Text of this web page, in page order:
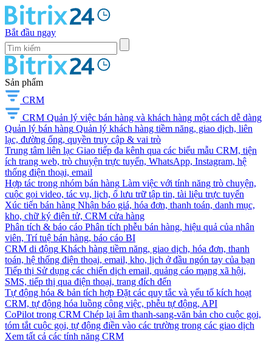
Bắt đầu ngay
Sản phẩm
CRM
CRM Quản lý việc bán hàng và khách hàng một cách dễ dàng
Quản lý bán hàng Quản lý khách hàng tiềm năng, giao dịch, liên
lạc, đường ống, quyền truy cập & vai trò
Trung tâm liên lạc Giao tiếp đa kênh qua các biểu mẫu CRM, tiện
ích trang web, trò chuyện trực tuyến, WhatsApp, Instagram, hệ
thống điện thoại, email
Hợp tác trong nhóm bán hàng Làm việc với tính năng trò chuyện,
cuộc gọi video, tác vụ, lịch, ổ lưu trữ tập tin, tài liệu trực tuyến
Xúc tiến bán hàng Nhận báo giá, hóa đơn, thanh toán, danh mục,
kho, chữ ký điện tử, CRM cửa hàng
Phân tích & báo cáo Phân tích phễu bán hàng, hiệu quả của nhân
viên, Trí tuệ bán hàng, báo cáo BI
CRM di động Khách hàng tiềm năng, giao dịch, hóa đơn, thanh
toán, hệ thống điện thoại, email, kho, lịch ở đầu ngón tay của bạn
Tiếp thị Sử dụng các chiến dịch email, quảng cáo mạng xã hội,
SMS, tiếp thị qua điện thoại, trang đích đến
Tự động hóa & bản tích hợp Đặt các quy tắc và yếu tố kích hoạt
CRM, tự động hóa luồng công việc, phễu tự động, API
CoPilot trong CRM Chép lại âm thanh-sang-văn bản cho cuộc gọi,
tóm tắt cuộc gọi, tự động điền vào các trường trong các giao dịch
Xem tất cả các tính năng CRM